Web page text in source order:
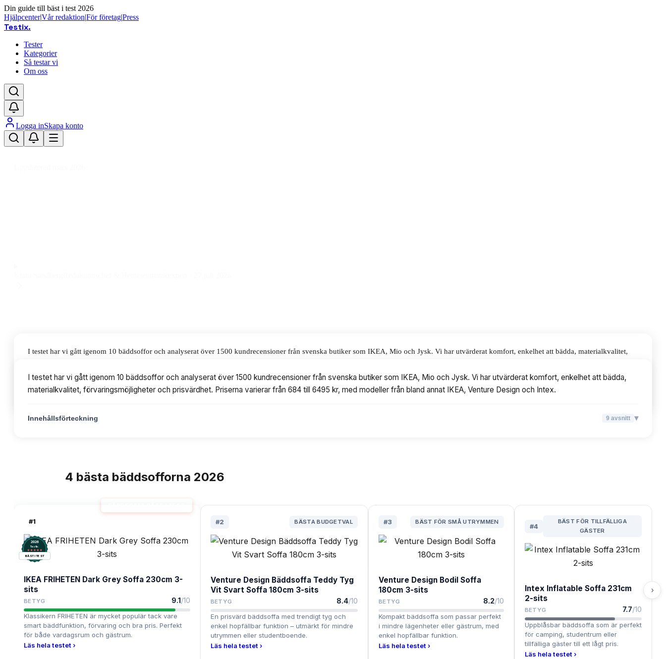
Din guide till bäst i test 2026
Hjälpcenter|Vår redaktion|För företag|Press
Testix.
Tester
Kategorier
Så testar vi
Om oss
Logga inSkapa konto
I testet har vi gått igenom 10 bäddsoffor och analyserat över 1500 kundrecensioner från svenska butiker som IKEA, Mio och Jysk. Vi har utvärderat komfort, enkelhet att bädda, materialkvalitet,
Innehållsförteckning
I testet har vi gått igenom 10 bäddsoffor och analyserat över 1500 kundrecensioner från svenska butiker som IKEA, Mio och Jysk. Vi har utvärderat komfort, enkelhet att bädda,
materialkvalitet, förvaringsmöjligheter och prisvärdhet. Priserna varierar från 684 till 6495 kr, med modeller från bland annat IKEA, Venture Design och Intex.
Innehållsförteckning 9 avsnitt ▾
4 bästa bäddsofforna 2026
#1
2026
Testix.
BÄST I TEST
IKEA FRIHETEN Dark Grey Soffa 230cm 3-
sits
BETYG 9.1/10
Klassikern FRIHETEN är mycket populär tack vare
smart bäddfunktion, förvaring och bra pris. Perfekt
för både vardagsrum och gästrum.
Läs hela testet ›
#2 BÄSTA BUDGETVAL
Venture Design Bäddsoffa Teddy Tyg
Vit Svart Soffa 180cm 3-sits
BETYG 8.4/10
En prisvärd bäddsoffa med trendigt tyg och
enkel hopfällbar funktion – utmärkt för mindre
utrymmen eller studentboende.
Läs hela testet ›
#3 BÄST FÖR SMÅ UTRYMMEN
Venture Design Bodil Soffa
180cm 3-sits
BETYG 8.2/10
Kompakt bäddsoffa som passar perfekt
i mindre lägenheter eller gästrum, med
enkel hopfällbar funktion.
Läs hela testet ›
#4
BÄST FÖR TILLFÄLLIGA
GÄSTER
Intex Inflatable Soffa 231cm
2-sits
BETYG 7.7/10
Uppblåsbar bäddsoffa som är perfekt
för camping, studentrum eller
tillfälliga gäster till ett lågt pris.
Läs hela testet ›
›